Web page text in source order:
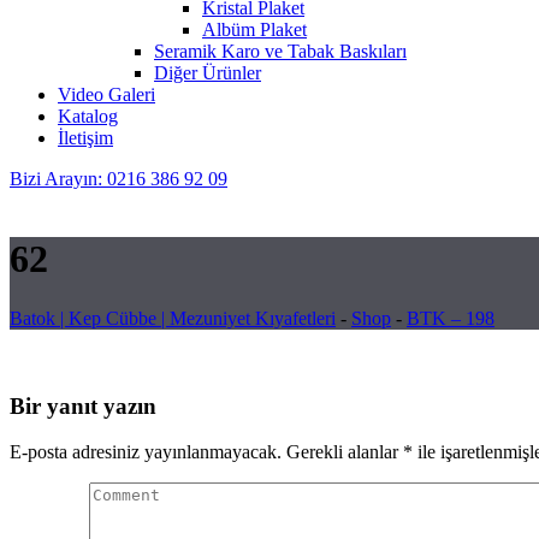
Kristal Plaket
Albüm Plaket
Seramik Karo ve Tabak Baskıları
Diğer Ürünler
Video Galeri
Katalog
İletişim
Bizi Arayın: 0216 386 92 09
62
Batok | Kep Cübbe | Mezuniyet Kıyafetleri - Shop - BTK – 198
Bir yanıt yazın
E-posta adresiniz yayınlanmayacak. Gerekli alanlar * ile